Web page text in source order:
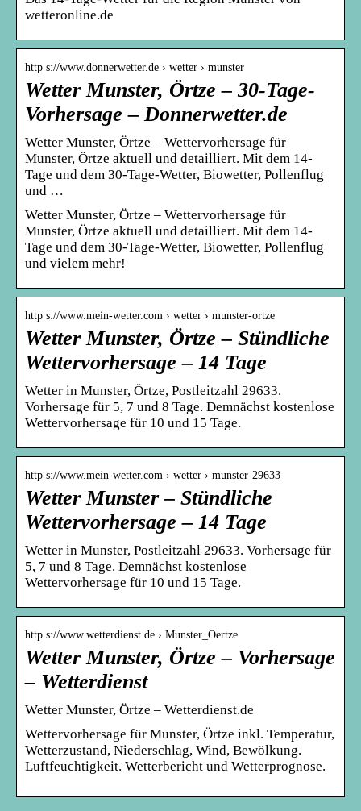
wetteronline.de
http s://www.donnerwetter.de › wetter › munster
Wetter Munster, Örtze – 30-Tage-
Vorhersage – Donnerwetter.de
Wetter Munster, Örtze – Wettervorhersage für
Munster, Örtze aktuell und detailliert. Mit dem 14-
Tage und dem 30-Tage-Wetter, Biowetter, Pollenflug
und …
Wetter Munster, Örtze – Wettervorhersage für
Munster, Örtze aktuell und detailliert. Mit dem 14-
Tage und dem 30-Tage-Wetter, Biowetter, Pollenflug
und vielem mehr!
http s://www.mein-wetter.com › wetter › munster-ortze
Wetter Munster, Örtze – Stündliche
Wettervorhersage – 14 Tage
Wetter in Munster, Örtze, Postleitzahl 29633.
Vorhersage für 5, 7 und 8 Tage. Demnächst kostenlose
Wettervorhersage für 10 und 15 Tage.
http s://www.mein-wetter.com › wetter › munster-29633
Wetter Munster – Stündliche
Wettervorhersage – 14 Tage
Wetter in Munster, Postleitzahl 29633. Vorhersage für
5, 7 und 8 Tage. Demnächst kostenlose
Wettervorhersage für 10 und 15 Tage.
http s://www.wetterdienst.de › Munster_Oertze
Wetter Munster, Örtze – Vorhersage
– Wetterdienst
Wetter Munster, Örtze – Wetterdienst.de
Wettervorhersage für Munster, Örtze inkl. Temperatur,
Wetterzustand, Niederschlag, Wind, Bewölkung.
Luftfeuchtigkeit. Wetterbericht und Wetterprognose.